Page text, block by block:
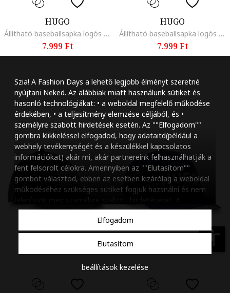
Szia! A Fashion Days a lehető legjobb élményt szeretné
nyújtani Neked. Az alábbiak miatt használunk sütiket és
hasonló technológiákat: • a weboldal megfelelő működése
érdekében, • a teljesítmény elemzése céljából, és •
személyre szabott hirdetések esetén. Az ""Elfogadom""
gombra klikkeléssel elfogadod, hogy adataitd(például a
webhely tevékenységét és a készülékkel kapcsolatos
információkat) akár mi, akár partnereink felhasználhatják a
fent felsorolt célokra. Amennyiben az ""Elutasítom""
gombot választod, ebben az esetben kizárólag a weboldal
működéséhez szükséges sütiket fogjuk hazsnálni és nem
beállításaidat bármikor módosíthatod, a ""Beállítások
kezelése"" gombra kattintva. Tudj meg többet
szabályzatunkról.
Elfogadom
Elutasítom
beállítások kezelése
HUGO
Állítható baseballsapka logós foltrátéttel, Piros/Tengerészkék
7.999 Ft
HUGO
Állítható baseballsapka logós foltrátéttel, Piros/Fekete
7.999 Ft
accessibility
Szöveg méretének
Szóköz növelése
Szóköz csökkentése
Sortávolság
Sortávolság
Színek invertálása
Szürke
Nagy kurzor